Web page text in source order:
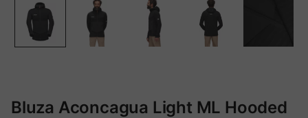
Bluza Aconcagua Light ML Hooded